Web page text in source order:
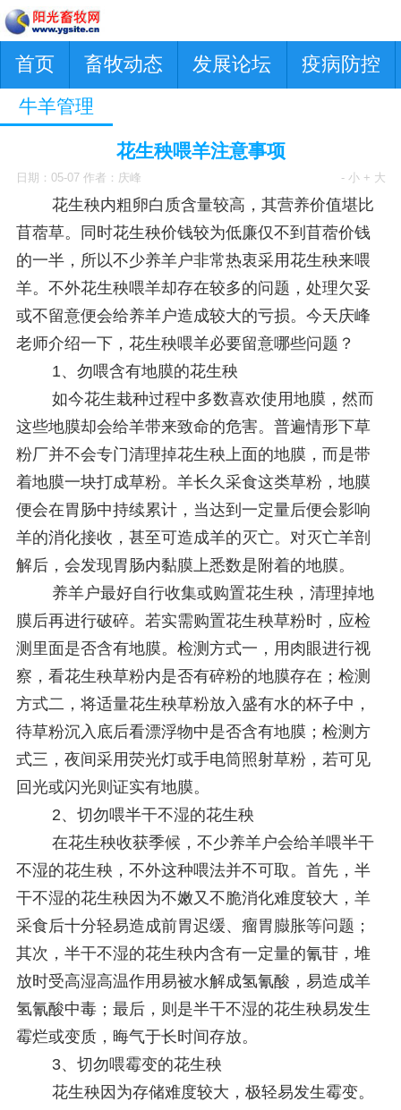
首页 畜牧动态 发展论坛 疫病防控
牛羊管理
花生秧喂羊注意事项
日期：05-07 作者：庆峰 - 小 + 大
花生秧内粗卵白质含量较高，其营养价值堪比
苜蓿草。同时花生秧价钱较为低廉仅不到苜蓿价钱
的一半，所以不少养羊户非常热衷采用花生秧来喂
羊。不外花生秧喂羊却存在较多的问题，处理欠妥
或不留意便会给养羊户造成较大的亏损。今天庆峰
老师介绍一下，花生秧喂羊必要留意哪些问题？
1、勿喂含有地膜的花生秧
如今花生栽种过程中多数喜欢使用地膜，然而
这些地膜却会给羊带来致命的危害。普遍情形下草
粉厂并不会专门清理掉花生秧上面的地膜，而是带
着地膜一块打成草粉。羊长久采食这类草粉，地膜
便会在胃肠中持续累计，当达到一定量后便会影响
羊的消化接收，甚至可造成羊的灭亡。对灭亡羊剖
解后，会发现胃肠内黏膜上悉数是附着的地膜。
养羊户最好自行收集或购置花生秧，清理掉地
膜后再进行破碎。若实需购置花生秧草粉时，应检
测里面是否含有地膜。检测方式一，用肉眼进行视
察，看花生秧草粉内是否有碎粉的地膜存在；检测
方式二，将适量花生秧草粉放入盛有水的杯子中，
待草粉沉入底后看漂浮物中是否含有地膜；检测方
式三，夜间采用荧光灯或手电筒照射草粉，若可见
回光或闪光则证实有地膜。
2、切勿喂半干不湿的花生秧
在花生秧收获季候，不少养羊户会给羊喂半干
不湿的花生秧，不外这种喂法并不可取。首先，半
干不湿的花生秧因为不嫩又不脆消化难度较大，羊
采食后十分轻易造成前胃迟缓、瘤胃臌胀等问题；
其次，半干不湿的花生秧内含有一定量的氰苷，堆
放时受高湿高温作用易被水解成氢氰酸，易造成羊
氢氰酸中毒；最后，则是半干不湿的花生秧易发生
霉烂或变质，晦气于长时间存放。
3、切勿喂霉变的花生秧
花生秧因为存储难度较大，极轻易发生霉变。